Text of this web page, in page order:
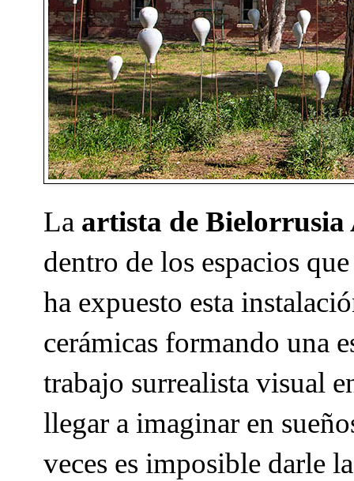
La artista de Bielorrusia
dentro de los espacios
ha expuesto esta
cerámicas formando una
trabajo surrealista visual
llegar a imaginar en
veces es imposible darle